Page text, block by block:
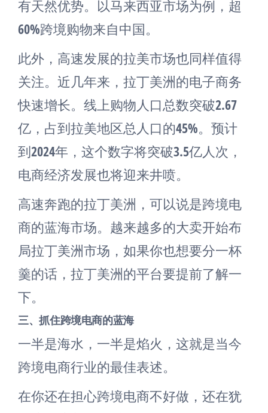
有天然优势。以马来西亚市场为例，超
60%跨境购物来自中国。
此外，高速发展的拉美市场也同样值得
关注。近几年来，拉丁美洲的电子商务
快速增长。线上购物人口总数突破2.67
亿，占到拉美地区总人口的45%。预计
到2024年，这个数字将突破3.5亿人次，
电商经济发展也将迎来井喷。
高速奔跑的拉丁美洲，可以说是跨境电
商的蓝海市场。越来越多的大卖开始布
局拉丁美洲市场，如果你也想要分一杯
羹的话，拉丁美洲的平台要提前了解一
下。
三、抓住跨境电商的蓝海
一半是海水，一半是焰火，这就是当今
跨境电商行业的最佳表述。
在你还在担心跨境电商不好做，还在犹